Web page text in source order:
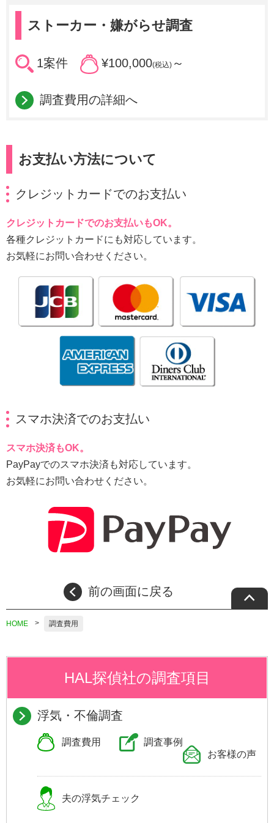
ストーカー・嫌がらせ調査
1案件 ¥100,000(税込) ～
調査費用の詳細へ
お支払い方法について
クレジットカードでのお支払い
クレジットカードでのお支払いもOK。
各種クレジットカードにも対応しています。
お気軽にお問い合わせください。
スマホ決済でのお支払い
スマホ決済もOK。
PayPayでのスマホ決済も対応しています。
お気軽にお問い合わせください。
前の画面に戻る
HOME 調査費用
HAL探偵社の調査項目
浮気・不倫調査
調査費用
調査事例
お客様の声
夫の浮気チェック